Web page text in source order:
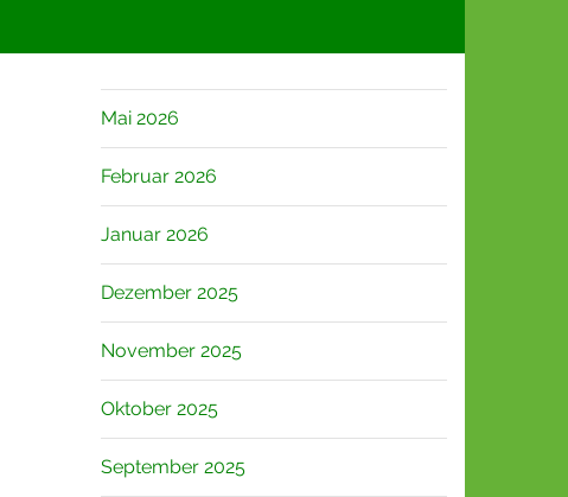
Mai 2026
Februar 2026
Januar 2026
Dezember 2025
November 2025
Oktober 2025
September 2025